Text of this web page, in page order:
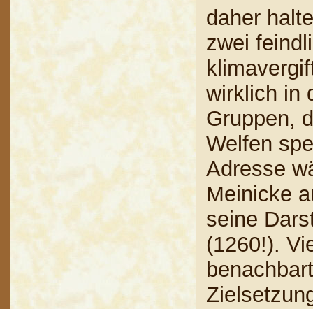
daher
zwei
wirklich in
Gruppen,
Welfen
Adresse
Meinicke
seine
(1260!).